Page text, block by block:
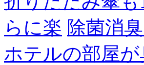
らに楽 除菌消
ホテルの部屋